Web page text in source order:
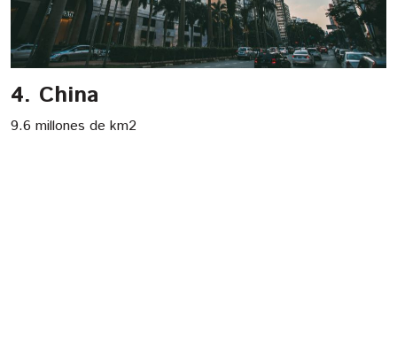
4. China
9.6 millones de km2